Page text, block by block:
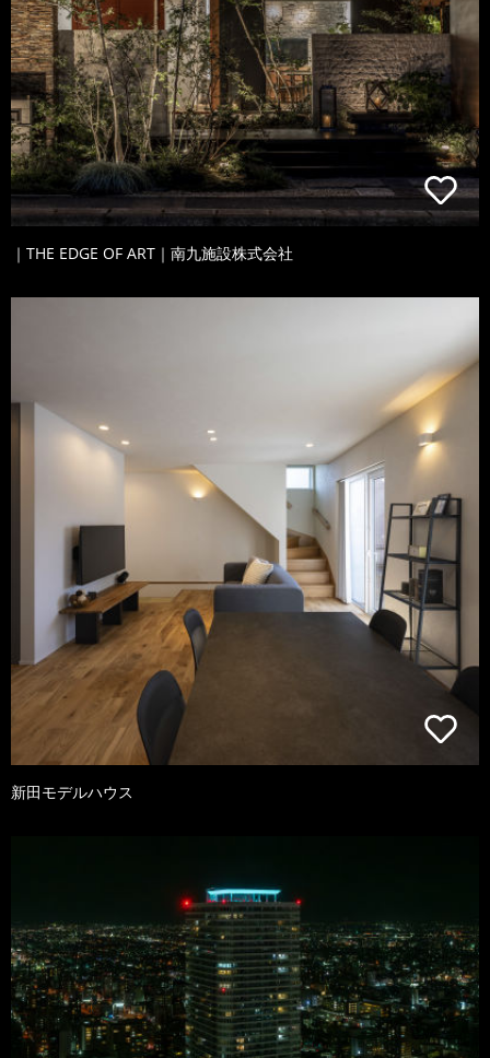
｜THE EDGE OF ART｜南九施設株式会社
新田モデルハウス